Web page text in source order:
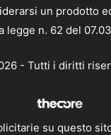
un prodotto
legge n. 62 del
- Tutti i diritti
su questo